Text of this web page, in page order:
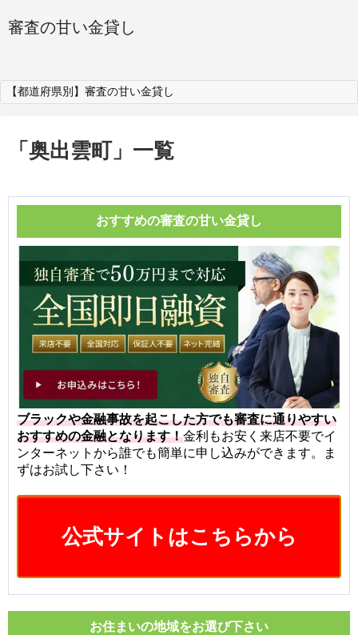
審査の甘い金貸し
【都道府県別】審査の甘い金貸し
「 奥出雲町」 一覧
おすすめの審査の甘い金貸し
ブラックや金融事故を起こした方でも審査に通りやすい
おすすめの金融となります！金利もお安く来店不要でイ
ンターネットから誰でも簡単に申し込みができます。ま
ずはお試し下さい！
公式サイトはこちらから
お住まいの地域をお選び下さい